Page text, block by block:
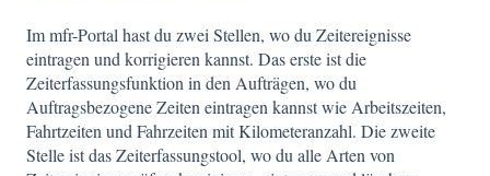
Im mfr-Portal hast du zwei Stellen, wo du Zeitereignisse
eintragen und korrigieren kannst. Das erste ist die
Zeiterfassungsfunktion in den Aufträgen, wo du
Auftragsbezogene Zeiten eintragen kannst wie Arbeitszeiten,
Fahrtzeiten und Fahrzeiten mit Kilometeranzahl. Die zweite
Stelle ist das Zeiterfassungstool, wo du alle Arten von